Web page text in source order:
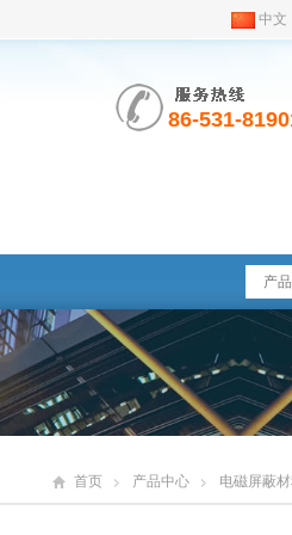
中文
86-531-
首页 产品中心 电磁屏蔽